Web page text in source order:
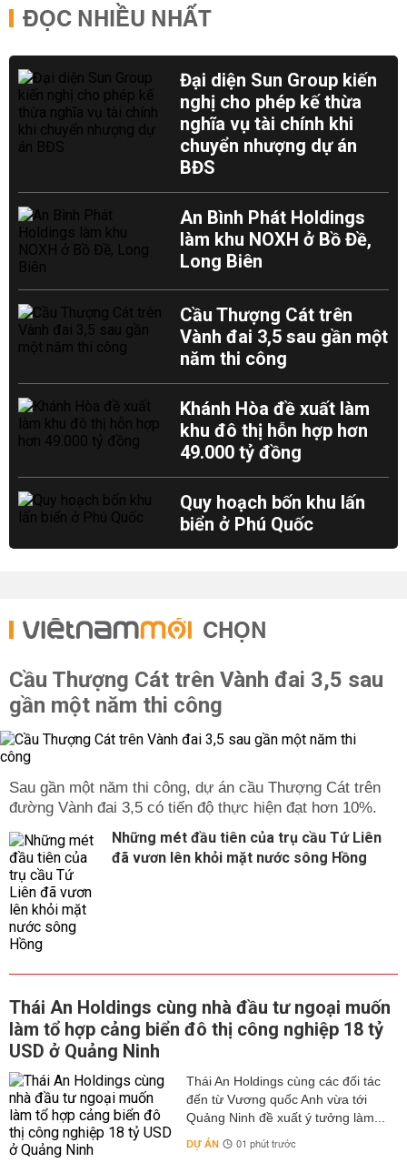
ĐỌC NHIỀU NHẤT
Đại diện Sun Group kiến
nghị cho phép kế thừa
nghĩa vụ tài chính khi
chuyển nhượng dự án
BĐS
An Bình Phát Holdings
làm khu NOXH ở Bồ Đề,
Long Biên
Cầu Thượng Cát trên
Vành đai 3,5 sau gần một
năm thi công
Khánh Hòa đề xuất làm
khu đô thị hỗn hợp hơn
49.000 tỷ đồng
Quy hoạch bốn khu lấn
biển ở Phú Quốc
CHỌN
Cầu Thượng Cát trên Vành đai 3,5 sau
gần một năm thi công
Sau gần một năm thi công, dự án cầu Thượng Cát trên
đường Vành đai 3,5 có tiến độ thực hiện đạt hơn 10%.
Những mét đầu tiên của trụ cầu Tứ Liên
đã vươn lên khỏi mặt nước sông Hồng
Thái An Holdings cùng nhà đầu tư ngoại muốn
làm tổ hợp cảng biển đô thị công nghiệp 18 tỷ
USD ở Quảng Ninh
Thái An Holdings cùng các đối tác
đến từ Vương quốc Anh vừa tới
Quảng Ninh đề xuất ý tưởng làm...
DỰ ÁN 01 phút trước